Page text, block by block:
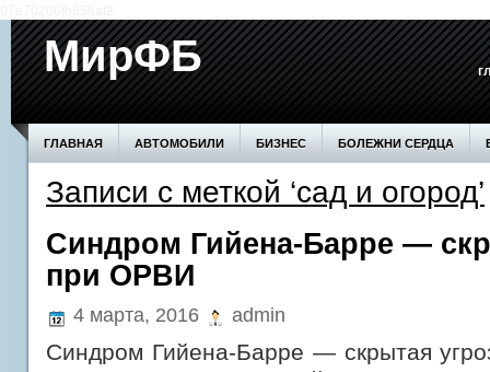
МирФБ
ГЛАВНАЯ АВТОМОБИЛИ БИЗНЕС БОЛЕЖНИ СЕРДЦА
БОЛЕЗНИ ПОЧЕК ВОЗВЕДЕНИЕ СТЕН ДОМ ЗДОРОВЬЕ
ПРОИЗВОДСТВО СЕМЬЯ СОВЕТЫ
Записи с меткой ‘сад и огород’
Синдром Гийена-Барре —
при ОРВИ
4 марта, 2016 admin
Синдром Гийена-Барре — скрытая